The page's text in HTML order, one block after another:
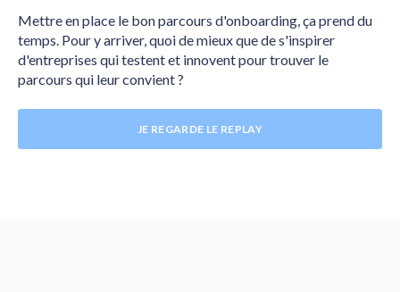
Mettre en place le bon parcours d'onboarding, ça prend du
temps. Pour y arriver, quoi de mieux que de s'inspirer
d'entreprises qui testent et innovent pour trouver le
parcours qui leur convient ?
JE REGARDE LE REPLAY